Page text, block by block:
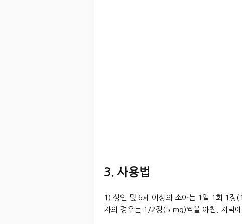
3. 사용법
1) 성인 및 6세 이상의 소아는 1일 1회 1정
자의 경우는 1/2정(5 mg)씩을 아침, 저녁에